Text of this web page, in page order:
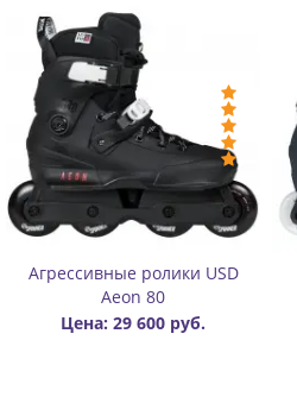
Агрессивные ролики USD
Aeon 80
Цена: 29 600 руб.